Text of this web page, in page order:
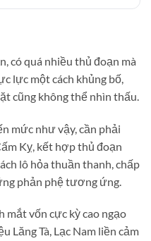
có quá nhiều thủ đoạn mà
lực một cách khủng bố,
cũng không thể nhìn thấu.
mức như vậy, cần phải
Kỵ, kết hợp thủ đoạn
lô hỏa thuần thanh, chấp
phản phệ tương ứng.
vốn cực kỳ cao ngạo
Lăng Tà, Lạc Nam liền cảm